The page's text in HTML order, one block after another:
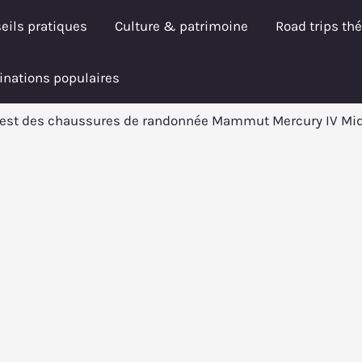
pratiques Culture & patrimoine Road trips
populaires
des chaussures de randonnée Mammut Mercury IV